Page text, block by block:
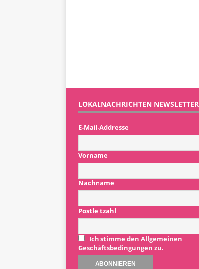
LOKALNACHRICHTEN NEWSLETTER
E-Mail-Addresse
Vorname
Nachname
Postleitzahl
Ich stimme den Allgemeinen
Geschäftsbedingungen zu.